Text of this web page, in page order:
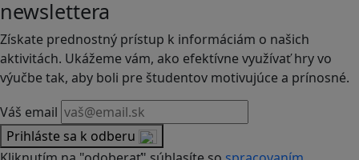
newslettera
Získate prednostný prístup k informáciám o našich
aktivitách. Ukážeme vám, ako efektívne využívať hry vo
výučbe tak, aby boli pre študentov motivujúce a prínosné.
Váš email
Prihláste sa k odberu